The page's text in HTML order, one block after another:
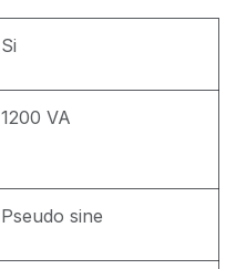
Si
1200 VA
Pseudo sine